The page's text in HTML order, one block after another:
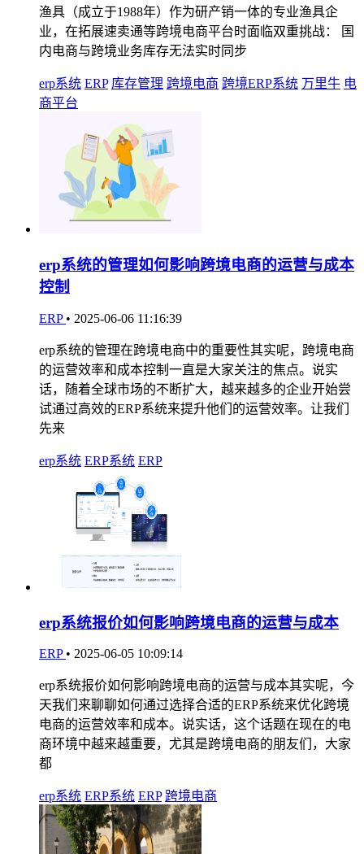
渔具（成立于1988年）作为研产销一体的专业渔具企
业，在拓展速卖通等跨境电商平台时面临双重挑战： 国
内电商与跨境业务库存无法实时同步
erp系统 ERP 库存管理 跨境电商 跨境ERP系统 万里牛 电
商平台
erp系统的管理如何影响跨境电商的运营与成本
控制
ERP • 2025-06-06 11:16:39
erp系统的管理在跨境电商中的重要性其实呢，跨境电商
的运营效率和成本控制一直是大家关注的焦点。说实
话，随着全球市场的不断扩大，越来越多的企业开始尝
试通过高效的ERP系统来提升他们的运营效率。让我们
先来
erp系统 ERP系统 ERP
erp系统报价如何影响跨境电商的运营与成本
ERP • 2025-06-05 10:09:14
erp系统报价如何影响跨境电商的运营与成本其实呢，今
天我们来聊聊如何通过选择合适的ERP系统来优化跨境
电商的运营效率和成本。说实话，这个话题在现在的电
商环境中越来越重要，尤其是跨境电商的朋友们，大家
都
erp系统 ERP系统 ERP 跨境电商